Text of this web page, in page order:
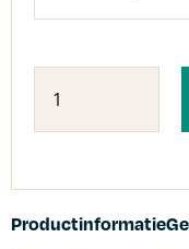
Productinformatie